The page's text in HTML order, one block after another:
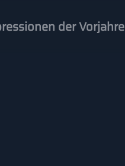
der Vorjahre